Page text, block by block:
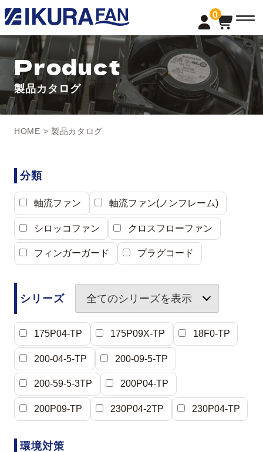
0
t
o
g
l
e
a
v
i
g
a
Product
製品カタログ
HOME > 製品カタログ
分類
軸流ファン 軸流ファン(ノンフレーム)
シロッコファン クロスフローファン
フィンガーガード プラグコード
シリーズ 全てのシリーズを表示
175P04-TP 175P09X-TP 18F0-TP
200-04-5-TP 200-09-5-TP
200-59-5-3TP 200P04-TP
200P09-TP 230P04-2TP 230P04-TP
環境対策